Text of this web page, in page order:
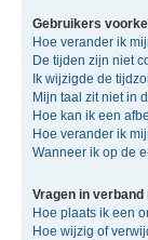
Gebruikers
Hoe verander ik
De tijden zijn niet
Ik wijzigde de
Mijn taal zit niet in
Hoe kan ik een
Hoe verander ik
Wanneer ik op de
Vragen in
Hoe plaats ik een
Hoe wijzig of